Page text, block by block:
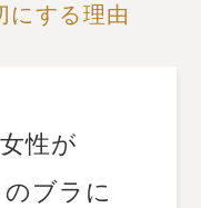
にする理由
性が
ブラに